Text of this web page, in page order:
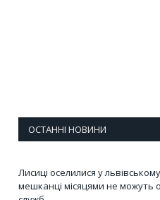
ОСТАННІ НОВИНИ
Лисиці оселилися у
мешканці місяцями не можуть